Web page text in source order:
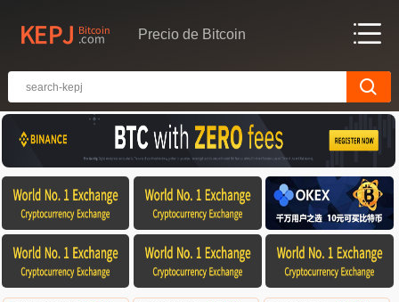
Precio de Bitcoin